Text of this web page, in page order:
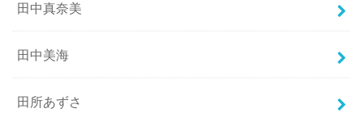
田中真奈美
田中美海
田所あずさ